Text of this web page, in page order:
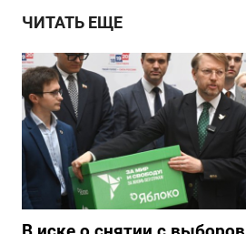
ЧИТАТЬ ЕЩЕ